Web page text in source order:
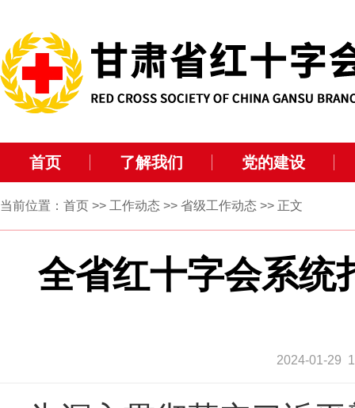
首页 了解我们 党的建设
当前位置： 首页 >> 工作动态 >> 省级工作动态 >> 正文
全省红十字会系统
2024-01-29